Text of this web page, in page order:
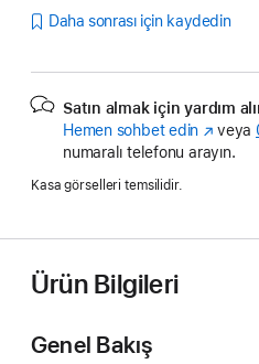
Daha sonrası için kaydedin
Satın almak için yardım
Hemen sohbet edin (Yeniveya
numaralı telefonu arayın.
Kasa görselleri temsilidir.
Ürün Bilgileri
Genel Bakış